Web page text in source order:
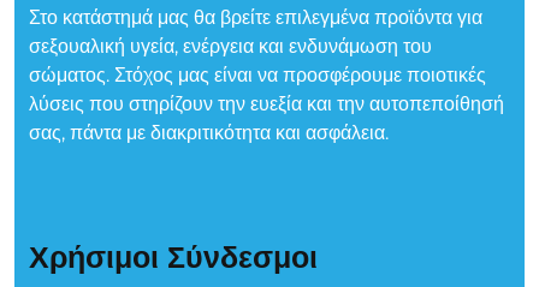
Στο κατάστημά μας θα βρείτε επιλεγμένα προϊόντα για
σεξουαλική υγεία, ενέργεια και ενδυνάμωση του
σώματος. Στόχος μας είναι να προσφέρουμε ποιοτικές
λύσεις που στηρίζουν την ευεξία και την αυτοπεποίθησή
σας, πάντα με διακριτικότητα και ασφάλεια.
Χρήσιμοι Σύνδεσμοι